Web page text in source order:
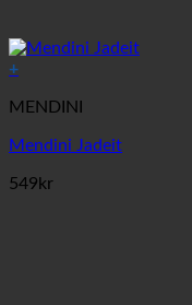
+
MENDINI
Mendini Jadeit
549 kr